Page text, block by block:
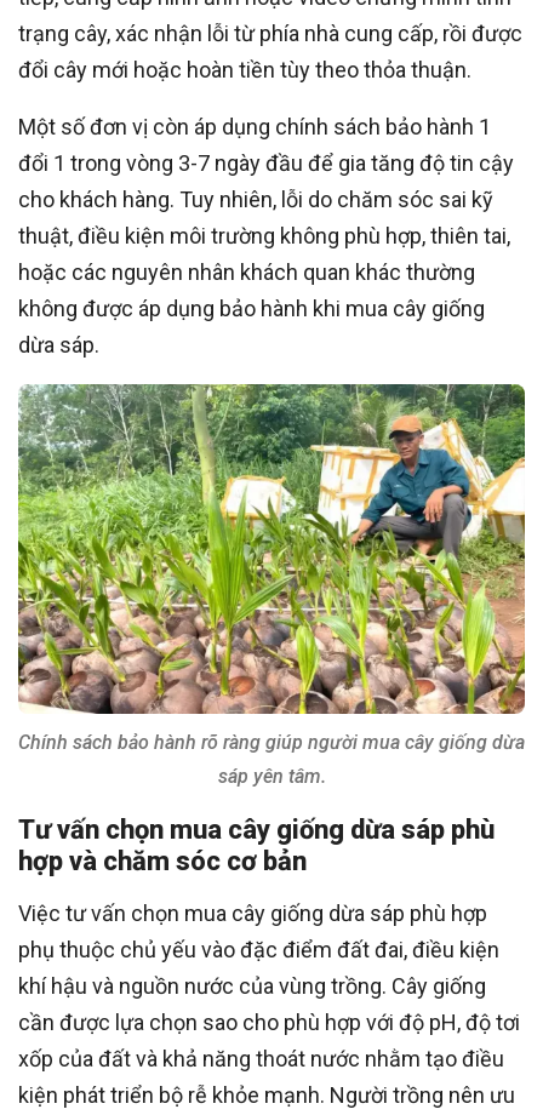
trạng cây, xác nhận lỗi từ phía nhà cung cấp, rồi được
đổi cây mới hoặc hoàn tiền tùy theo thỏa thuận.
Một số đơn vị còn áp dụng chính sách bảo hành 1
đổi 1 trong vòng 3-7 ngày đầu để gia tăng độ tin cậy
cho khách hàng. Tuy nhiên, lỗi do chăm sóc sai kỹ
thuật, điều kiện môi trường không phù hợp, thiên tai,
hoặc các nguyên nhân khách quan khác thường
không được áp dụng bảo hành khi mua cây giống
dừa sáp.
Chính sách bảo hành rõ ràng giúp người mua cây giống dừa
sáp yên tâm.
Tư vấn chọn mua cây giống dừa sáp phù
hợp và chăm sóc cơ bản
Việc tư vấn chọn mua cây giống dừa sáp phù hợp
phụ thuộc chủ yếu vào đặc điểm đất đai, điều kiện
khí hậu và nguồn nước của vùng trồng. Cây giống
cần được lựa chọn sao cho phù hợp với độ pH, độ tơi
xốp của đất và khả năng thoát nước nhằm tạo điều
kiện phát triển bộ rễ khỏe mạnh. Người trồng nên ưu